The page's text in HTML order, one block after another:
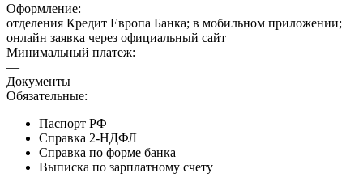
Оформление:
отделения Кредит Европа Банка; в мобильном приложении;
онлайн заявка через официальный сайт
Минимальный платеж:
—
Документы
Обязательные:
Паспорт РФ
Справка 2-НДФЛ
Справка по форме банка
Выписка по зарплатному счету